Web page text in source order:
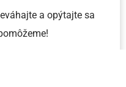
a opýtajte sa